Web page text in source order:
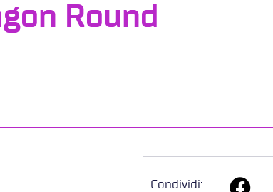
Round
Condividi: